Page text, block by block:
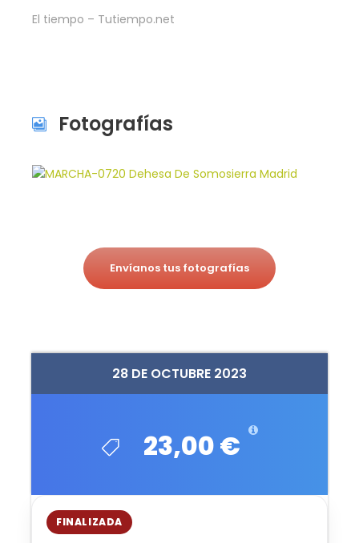
28 DE OCTUBRE 2023
23,00 €
FINALIZADA
El tiempo – Tutiempo.net
Fotografías
Envíanos tus fotografías